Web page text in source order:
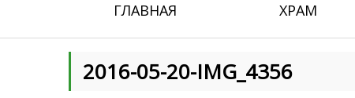
ГЛАВНАЯ ХРАМ
2016-05-20-IMG_4356